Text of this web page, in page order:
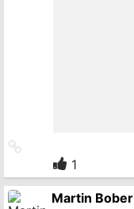
Originalbeitrag
1
Martin Bober